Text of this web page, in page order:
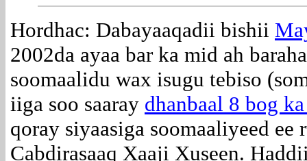
Hordhac: Dabayaaqadii bishii
2002da ayaa bar ka mid ah
soomaalidu wax isugu tebiso
iiga soo saaray dhanbaal 8 bog
qoray siyaasiga soomaaliyeed ee
Cabdirasaaq Xaaji Xuseen.